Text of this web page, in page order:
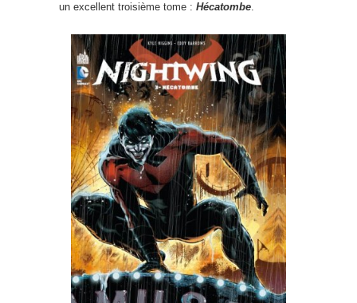
un excellent troisième tome : Hécatombe.